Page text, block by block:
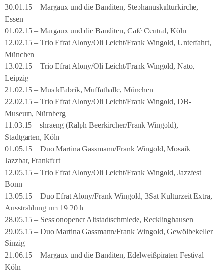
30.01.15 – Margaux und die Banditen, Stephanuskulturkirche,
Essen
01.02.15 – Margaux und die Banditen, Café Central, Köln
12.02.15 – Trio Efrat Alony/Oli Leicht/Frank Wingold, Unterfahrt,
München
13.02.15 – Trio Efrat Alony/Oli Leicht/Frank Wingold, Nato,
Leipzig
21.02.15 – MusikFabrik, Muffathalle, München
22.02.15 – Trio Efrat Alony/Oli Leicht/Frank Wingold, DB-
Museum, Nürnberg
11.03.15 – shraeng (Ralph Beerkircher/Frank Wingold),
Stadtgarten, Köln
01.05.15 – Duo Martina Gassmann/Frank Wingold, Mosaik
Jazzbar, Frankfurt
12.05.15 – Trio Efrat Alony/Oli Leicht/Frank Wingold, Jazzfest
Bonn
13.05.15 – Duo Efrat Alony/Frank Wingold, 3Sat Kulturzeit Extra,
Ausstrahlung um 19.20 h
28.05.15 – Sessionopener Altstadtschmiede, Recklinghausen
29.05.15 – Duo Martina Gassmann/Frank Wingold, Gewölbekeller
Sinzig
21.06.15 – Margaux und die Banditen, Edelweißpiraten Festival
Köln